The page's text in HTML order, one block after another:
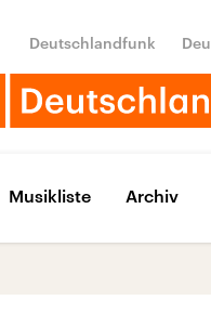
Deutschlandfunk
Musikliste Archiv